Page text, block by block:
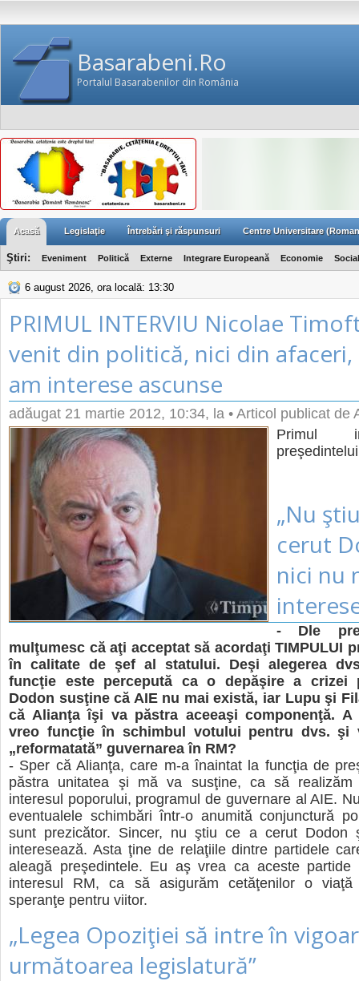
Basarabeni.Ro
Portalul Basarabenilor din România
Acasă Legislaţie Întrebări şi răspunsuri Centre Universitare
Ştiri: Eveniment Politică Externe Integrare Europeană Economie Social
6 august 2026, ora locală: 13:30
PRIMUL INTERVIU Nicolae
venit din politică, nici din afaceri,
am interese ascunse
adăugat 21 martie 2012, 10:34, la • Articol publicat de
Primul
„Nu
cerut
nici nu
- Dle
mulţumesc că aţi acceptat să acordaţi TIMPULUI
în calitate de şef al statului. Deşi alegerea
funcţie este percepută ca o depăşire a crizei
Dodon susţine că AIE nu mai există, iar Lupu şi
că Alianţa îşi va păstra aceeaşi componenţă. A
vreo funcţie în schimbul votului pentru dvs. şi
„reformatată” guvernarea în RM?
- Sper că Alianţa, care m-a înaintat la funcţia de
păstra unitatea şi mă va susţine, ca să realizăm
interesul poporului, programul de guvernare al AIE.
eventualele schimbări într-o anumită conjunctură
sunt prezicător. Sincer, nu ştiu ce a cerut Dodon
interesează. Asta ţine de relaţiile dintre partidele
aleagă preşedintele. Eu aş vrea ca aceste
interesul RM, ca să asigurăm cetăţenilor o
speranţe pentru viitor.
„Legea Opoziţiei să intre în
următoarea legislatură”